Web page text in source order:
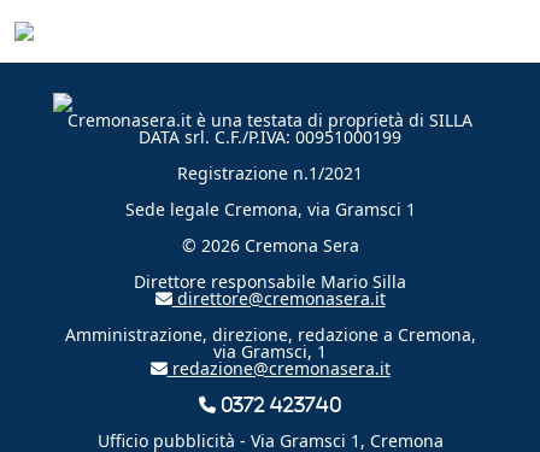
Cremonasera.it è una testata di proprietà di SILLA
DATA srl. C.F./P.IVA: 00951000199
Registrazione n.1/2021
Sede legale Cremona, via Gramsci 1
© 2026 Cremona Sera
Direttore responsabile Mario Silla
direttore@cremonasera.it
Amministrazione, direzione, redazione a Cremona,
via Gramsci, 1
redazione@cremonasera.it
0372 423740
Ufficio pubblicità - Via Gramsci 1, Cremona